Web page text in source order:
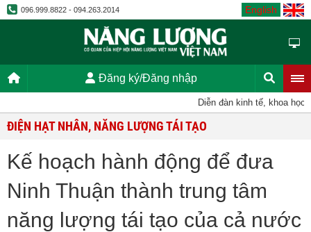
096.999.8822 - 094.263.2014 English
Đăng ký/Đăng nhập
Diễn đàn kinh tế, khoa học,
ĐIỆN HẠT NHÂN, NĂNG LƯỢNG TÁI TẠO
Kế hoạch hành động để đưa
Ninh Thuận thành trung tâm
năng lượng tái tạo của cả nước